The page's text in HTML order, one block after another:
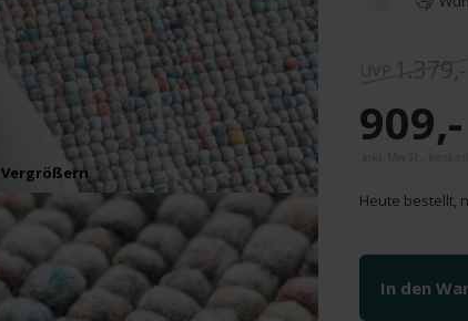
Vergrößern
Heute bestellt,
In den